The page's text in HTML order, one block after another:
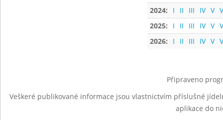
2024:
I II III IV V
2025:
I II III IV V
2026:
I II III IV V
Připraveno
Veškeré publikované informace jsou vlastnictvím příslušné
aplikace do